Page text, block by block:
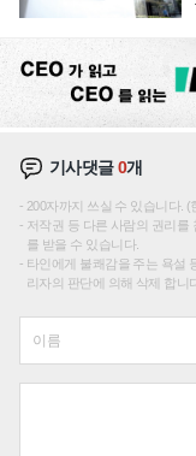
기사댓글0개
200자까지 쓰실 수 있습니다. (
저작권 등 다른 사람의 권리를
를 받을 수 있습니다.
타인에게 불쾌감을 주는 욕설
리자의 판단에 의해 삭제 합니